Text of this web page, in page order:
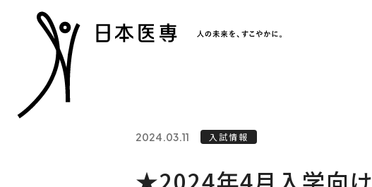
2024.03.11 入試情報